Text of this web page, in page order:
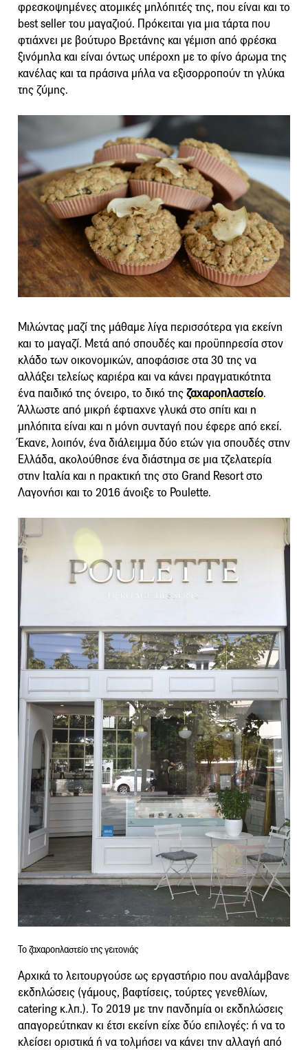
φρεσκοψημένες ατομικές μηλόπιτές της, που είναι και το
best seller του μαγαζιού. Πρόκειται για μια τάρτα που
φτιάχνει με βούτυρο Βρετάνης και γέμιση από φρέσκα
ξινόμηλα και είναι όντως υπέροχη με το φίνο άρωμα της
κανέλας και τα πράσινα μήλα να εξισορροπούν τη γλύκα
της ζύμης.
Μιλώντας μαζί της μάθαμε λίγα περισσότερα για εκείνη
και το μαγαζί. Μετά από σπουδές και προϋπηρεσία στον
κλάδο των οικονομικών, αποφάσισε στα 30 της να
αλλάξει τελείως καριέρα και να κάνει πραγματικότητα
ένα παιδικό της όνειρο, το δικό τηςζαχαροπλαστείο.
Άλλωστε από μικρή έφτιαχνε γλυκά στο σπίτι και η
μηλόπιτα είναι και η μόνη συνταγή που έφερε από εκεί.
Έκανε, λοιπόν, ένα διάλειμμα δύο ετών για σπουδές στην
Ελλάδα, ακολούθησε ένα διάστημα σε μια τζελατερία
στην Ιταλία και η πρακτική της στο Grand Resort στο
Λαγονήσι και το 2016 άνοιξε το Poulette.
Το ζαχαροπλαστείο της γειτονιάς
Αρχικά το λειτουργούσε ως εργαστήριο που αναλάμβανε
εκδηλώσεις (γάμους, βαφτίσεις, τούρτες γενεθλίων,
catering κ.λπ.). Το 2019 με την πανδημία οι εκδηλώσεις
απαγορεύτηκαν κι έτσι εκείνη είχε δύο επιλογές: ή να το
κλείσει οριστικά ή να τολμήσει να κάνει την αλλαγή από